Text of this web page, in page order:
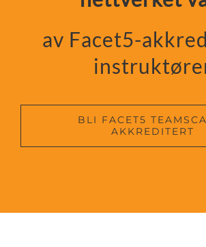
av Facet5-
BLI FACET5
AKKREDITERT